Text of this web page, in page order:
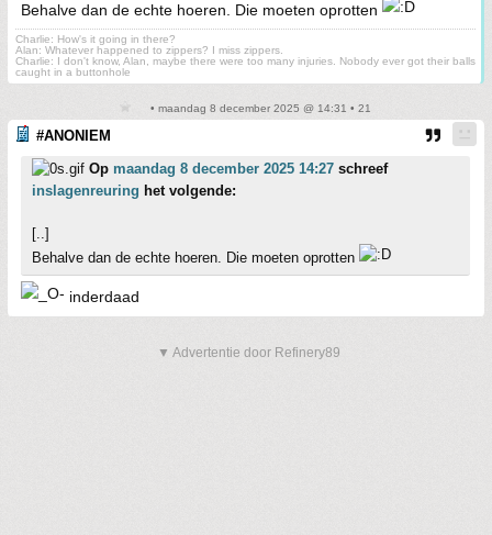
Behalve dan de echte hoeren. Die moeten oprotten
Charlie: How's it going in there?
Alan: Whatever happened to zippers? I miss zippers.
Charlie: I don't know, Alan, maybe there were too many injuries. Nobody ever got their balls
caught in a buttonhole
• maandag 8 december 2025 @ 14:31 • 21
#ANONIEM
Op maandag 8 december 2025 14:27 schreef
inslagenreuring het volgende:
[..]
Behalve dan de echte hoeren. Die moeten oprotten
inderdaad
▼ Advertentie door Refinery89